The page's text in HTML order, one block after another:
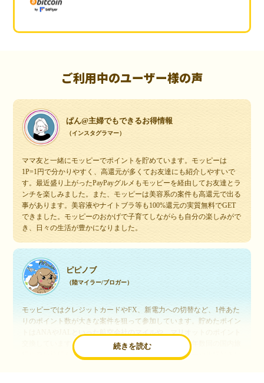
ご利用中のユーザー様の声
ぱん@主婦でもできるお得情報
（インスタグラマー）
ママ友と一緒にモッピーでポイントを貯めています。モッピーは
1P=1円で分かりやすく、高還元が多くてお友達にも紹介しやすいで
す。最近盛り上がったPayPayグルメもモッピーを経由してお友達とラ
ンチを楽しみました。また、モッピーは美容系の案件も高還元で出る
事があります。美容液やナイトブラ等も100%還元の実質無料でGET
できました。モッピーのおかげで子育てしながらも自分の楽しみがで
き、日々の生活が豊かになりました。
続きを読む
ピピノブ
（陸マイラー/ブロガー）
モッピーではクレジットカードやFX、新電力への切替など、1件あた
りのポイント数が大きな案件を狙って参加しています。貯めたポイン
交換しています。このようにすることで、ほぼ無料で年数回の国内旅
行や海外旅行を実現しています。モッピーは陸マイラーや旅行好きに